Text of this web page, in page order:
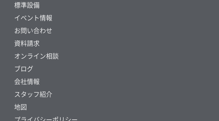
標準設備
イベント情報
お問い合わせ
資料請求
オンライン相談
ブログ
会社情報
スタッフ紹介
地図
プライバシーポリシー